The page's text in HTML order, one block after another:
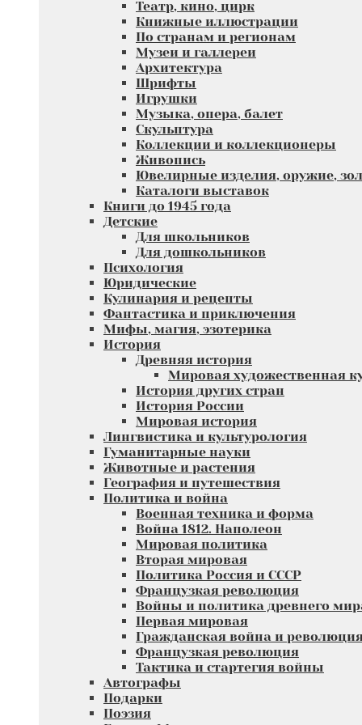
Театр, кино, цирк
Книжные иллюстрации
По странам и регионам
Музеи и галлереи
Архитектура
Шрифты
Игрушки
Музыка, опера, балет
Скульптура
Коллекции и коллекционеры
Живопись
Ювелирные изделия, оружие,
Каталоги выставок
Книги до 1945 года
Детские
Для школьников
Для дошкольников
Психология
Юридические
Кулинария и рецепты
Фантастика и приключения
Мифы, магия, эзотерика
История
Древняя история
Мировая художественная
История других стран
История России
Мировая история
Лингвистика и культурология
Гуманитарные науки
Животные и растения
География и путешествия
Политика и война
Военная техника и форма
Война 1812. Наполеон
Мировая политика
Вторая мировая
Политика Россия и СССР
Французкая революция
Войны и политика древнего
Первая мировая
Гражданская война и
Французкая революция
Тактика и стартегия войны
Автографы
Подарки
Поэзия